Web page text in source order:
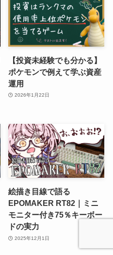
【投資未経験でも分かる】
ポケモンで例えて学ぶ資産
運用
2026年1月22日
絵描き目線で語る
EPOMAKER RT82｜ミニ
モニター付き75％キーボー
ドの実力
2025年12月1日